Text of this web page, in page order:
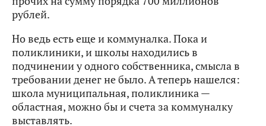
рублей.
Но ведь есть еще и коммуналка. Пока и
поликлиники, и школы находились в
подчинении у одного собственника, смысла в
требовании денег не было. А теперь нашелся:
школа муниципальная, поликлиника —
областная, можно бы и счета за коммуналку
выставлять.